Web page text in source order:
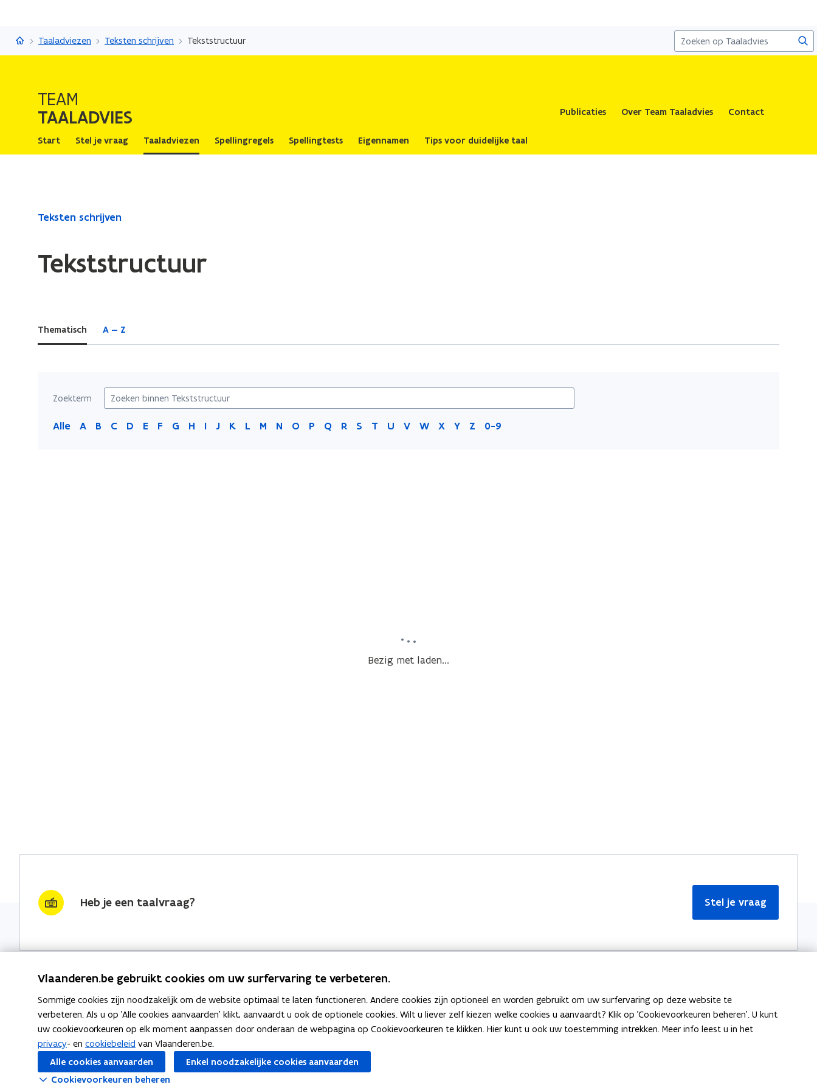
naar
TaaladviesTaaladviezen Teksten schrijven Tekststructuur
TEAM
TAALADVIES Publicaties Over Team Taaladvies Contact
Start Stel je vraag Taaladviezen Spellingregels Spellingtests Eigennamen Tips voor duidelijke taal
Gedaan
Tekststructuur
Teksten schrijven
Tekststructuur
Thematisch A — Z
Zoekterm
Alle A B C D E F G H I J K L M N O P Q R S T U V W X Y Z 0-9
Bezig met laden...
Heb je een taalvraag? Stel je vraag
Nieuwsbrief krijgen?
vraag & woord van de week
wekelijks in je mailbox
Schrijf je in
Thema's
Spellingregels
Bekijk ook Meer informatie
Over Team Taaladvies
Vlaanderen.be gebruikt cookies om uw surfervaring te verbeteren.
Sommige cookies zijn noodzakelijk om de website optimaal te laten functioneren. Andere cookies zijn optioneel en worden gebruikt om uw surfervaring op deze website te
verbeteren. Als u op 'Alle cookies aanvaarden' klikt, aanvaardt u ook de optionele cookies. Wilt u liever zelf kiezen welke cookies u aanvaardt? Klik op 'Cookievoorkeuren beheren'. U kunt
uw cookievoorkeuren op elk moment aanpassen door onderaan de webpagina op Cookievoorkeuren te klikken. Hier kunt u ook uw toestemming intrekken. Meer info leest u in het
privacy- en cookiebeleid van Vlaanderen.be.
Alle cookies aanvaarden
Enkel noodzakelijke cookies aanvaarden
Cookievoorkeuren beheren